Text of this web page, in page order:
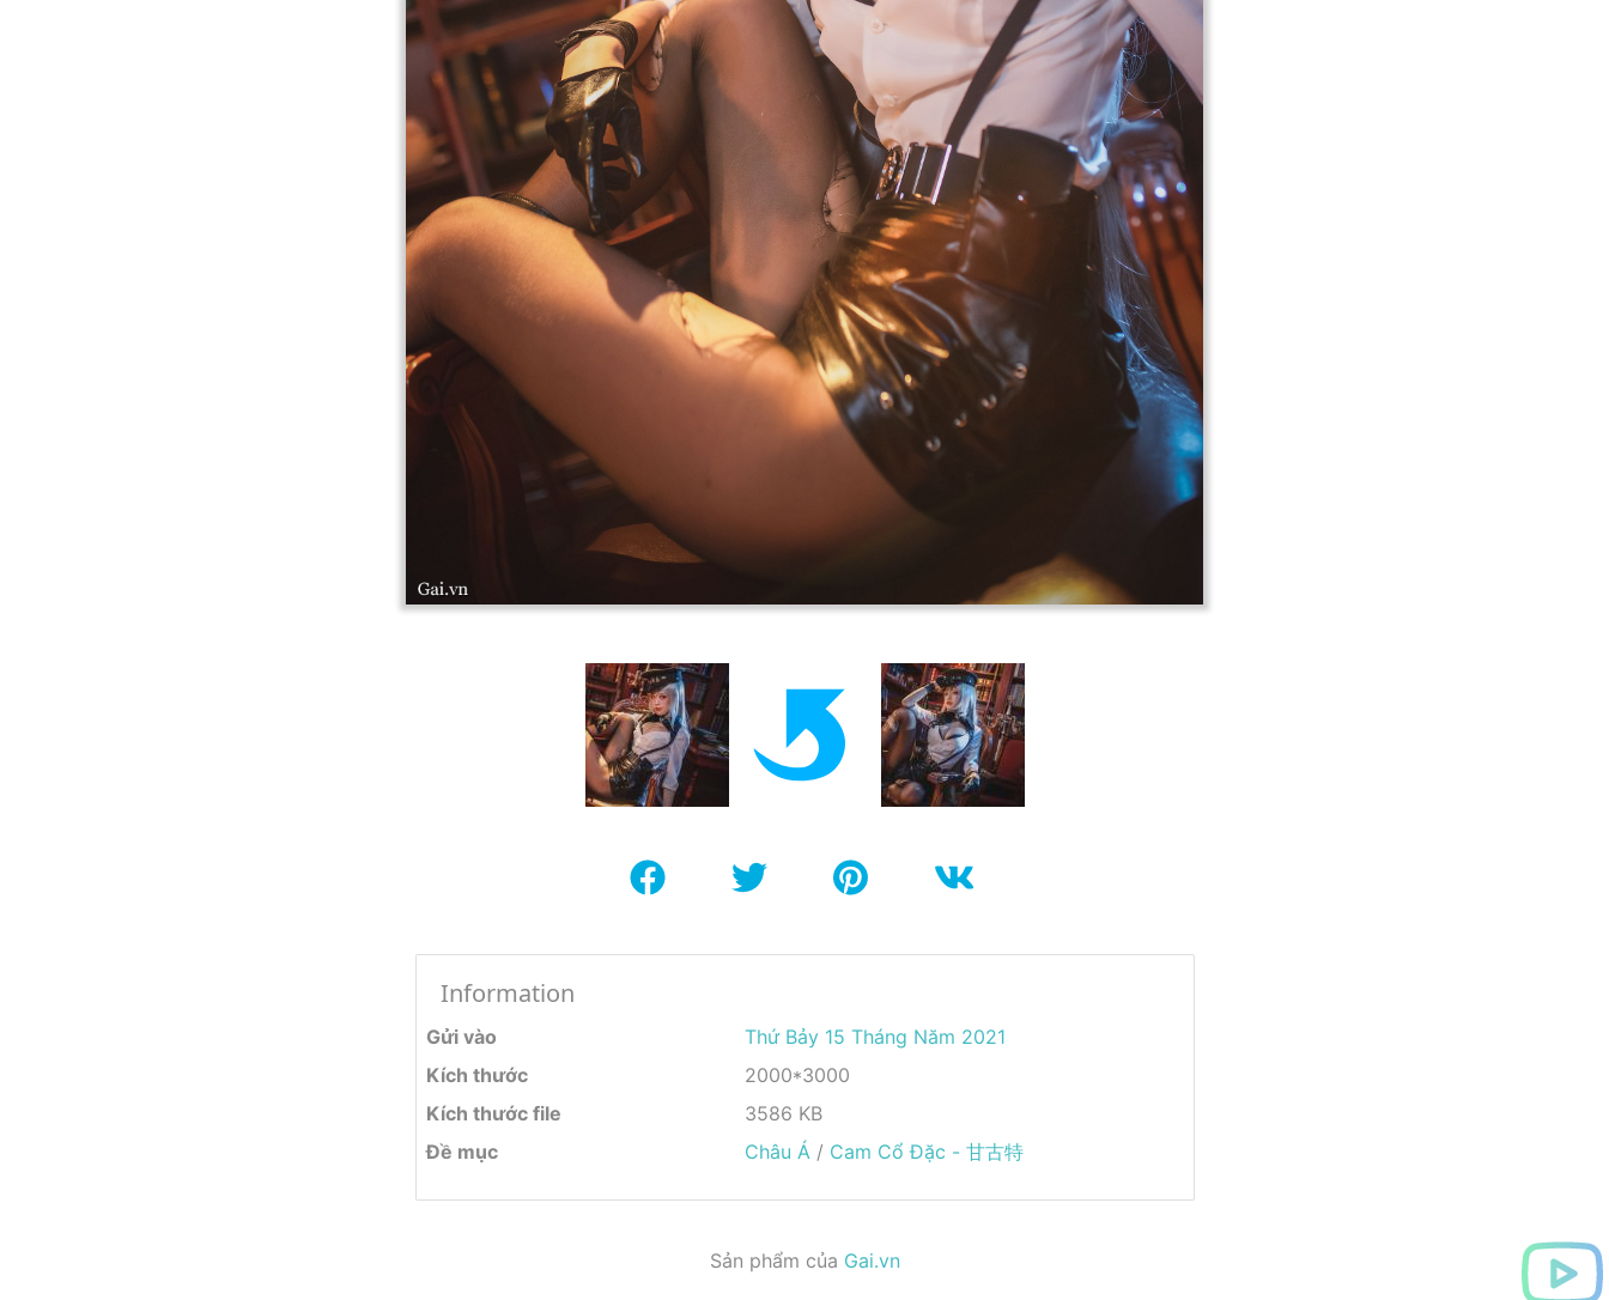
Information
Gửi vào
Thứ Bảy 15 Tháng Năm 2021
Kích thước
2000*3000
Kích thước file
3586 KB
Đề mục
Châu Á/ Cam Cổ Đặc - 甘古特
Sản phẩm của Gai.vn